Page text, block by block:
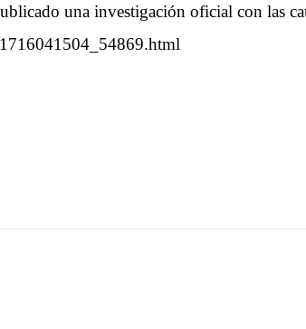
una investigación oficial con las